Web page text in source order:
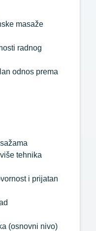
masaže
radnog
odnos prema
tehnika
i prijatan
(osnovni nivo)